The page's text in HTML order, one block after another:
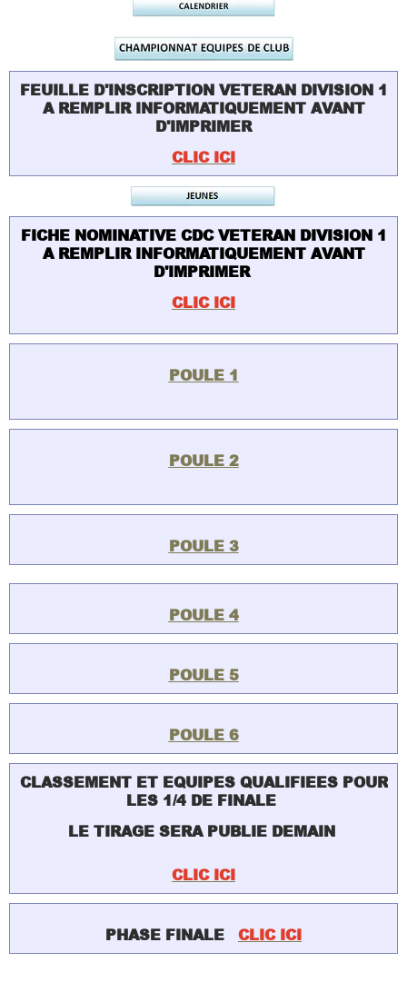
FEUILLE D'INSCRIPTION VETERAN DIVISION 1
A REMPLIR INFORMATIQUEMENT AVANT
D'IMPRIMER
CLIC ICI
FICHE NOMINATIVE CDC VETERAN DIVISION 1
A REMPLIR INFORMATIQUEMENT AVANT
D'IMPRIMER
CLIC ICI
POULE 1
POULE 2
POULE 3
POULE 4
POULE 5
POULE 6
CLASSEMENT ET EQUIPES QUALIFIEES POUR
LES 1/4 DE FINALE
LE TIRAGE SERA PUBLIE DEMAIN
CLIC ICI
PHASE FINALE CLIC ICI